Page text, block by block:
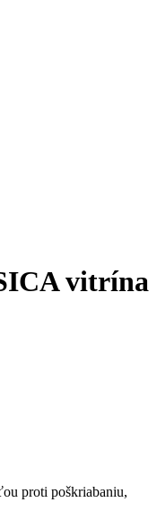
vitrína
proti poškriabaniu,